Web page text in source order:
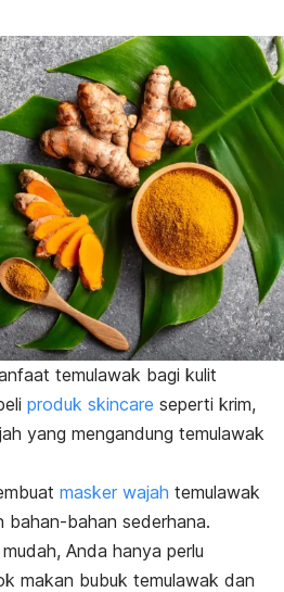
temulawak bagi kulit
produk skincare seperti krim,
yang mengandung temulawak
masker wajah temulawak
bahan-bahan sederhana.
Anda hanya perlu
makan bubuk temulawak dan